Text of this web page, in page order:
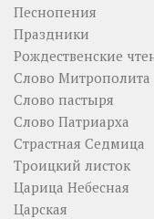
Песнопения
Праздники
Рождественские
Слово Митрополита
Слово пастыря
Слово Патриарха
Страстная Седмица
Троицкий листок
Царица Небесная
Царская